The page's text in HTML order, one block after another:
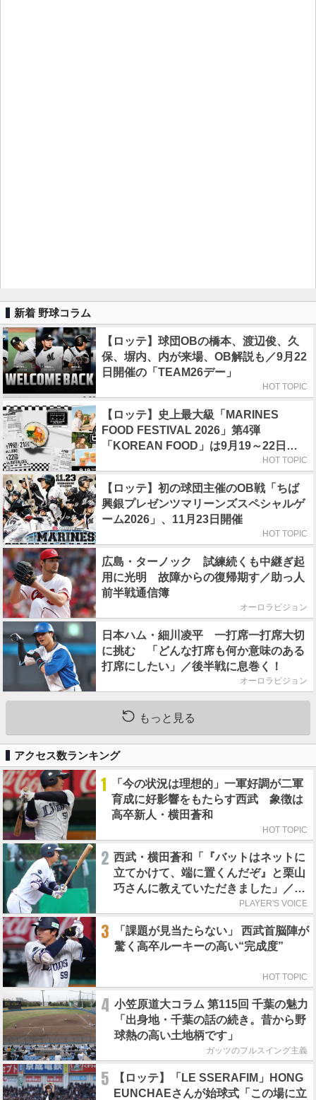
新着 野球コラム
【ロッテ】球団OBの橋本、渡辺俊、久
保、塀内、内が来場、OB解説も／9月22
日開催の「TEAM26デー」
HOT TOPIC
【ロッテ】史上最大級「MARINES
FOOD FESTIVAL 2026」第4弾
「KOREAN FOOD」は9月19～22日／
HOT TOPIC
【ロッテ】初の球団主催のOB戦「ちば
興銀プレゼンツマリーンズスペシャルゲ
ーム2026」、11月23日開催
HOT TOPIC
広島・ターノック 試練続くも中継ぎ起
用に光明 故障からの復帰期す／助っ人
前半戦通信簿
オーロラビジョン
日本ハム・細川凌平 一打席一打席大切
に挑む 「どんな打席も何か意味のある
打席にしたい」／後半戦に息巻く！
オーロラビジョン
もっと見る
アクセス数ランキング
1
「今の状況は理想的」一軍好調が二軍
育成に好影響をもたらす西武 象徴は
高卒新人・横田蒼和
HOT TOPIC
2 西武・横田蒼和「『バットはネットに
立てかけて、端に置くんだぞ』と栗山
巧さんに教えていただきました」／憧
PLAYER'S VOICE
3
「課題が見当たらない」 西武首脳陣が
驚く高卒ルーキーの高い“完成度”
HOT TOPIC
4 小笠原道大コラム 第115回 千葉の魅力
「出身地・千葉の話の続き。昔から野
球熱の高い土地柄です」
ガッツのフルスイング主義
5
【ロッテ】「LE SSERAFIM」HONG
EUNCHAEさんが始球式「この場に立